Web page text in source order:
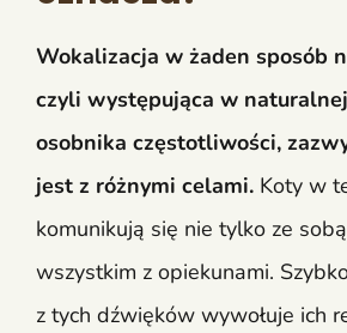
Wokalizacja w żaden sposób
czyli występująca w
osobnika częstotliwości,
jest z różnymi celami. Koty w
komunikują się nie tylko ze
wszystkim z opiekunami.
z tych dźwięków wywołuje ich